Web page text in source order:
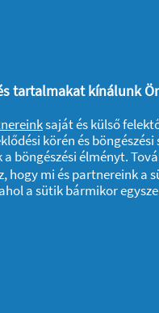
ügyelve arra, hogy el
festés előtt ragasszunk
távolítsuk el. A minta
során nem csak a tojások
válasszunk olyan új
tartalmakat kínálunk
saját és külső
körén és
a böngészési élményt.
hogy mi és partnereink a
a sütik bármikor